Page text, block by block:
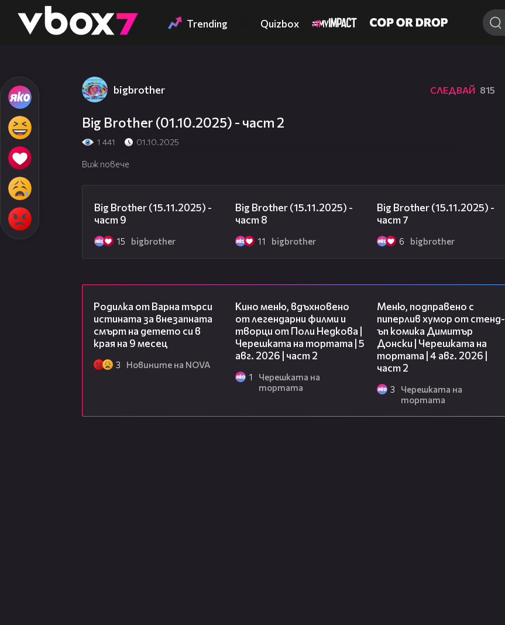
👾 Trending Quizbox
bigbrother СЛЕДВАЙ 815
Big Brother (01.10.2025) - част 2
1 441 01.10.2025
Виж повече
Big Brother (15.11.2025) -
част 9
15 bigbrother
Big Brother (15.11.2025) -
част 8
11 bigbrother
Big Brother (15.11.2025) -
част 7
6 bigbrother
Родилка от Варна търси
истината за внезапната
смърт на детето си в
края на 9 месец
3 Новините на NOVA
Кино меню, вдъхновено
от легендарни филми и
творци от Поли Недкова |
Черешката на тортата | 5
авг. 2026 | част 2
1
Черешката на
тортата
Меню, подправено с
пиперлив хумор от стенд-
ъп комика Димитър
Донски | Черешката на
тортата | 4 авг. 2026 |
част 2
3
Черешката на
тортата